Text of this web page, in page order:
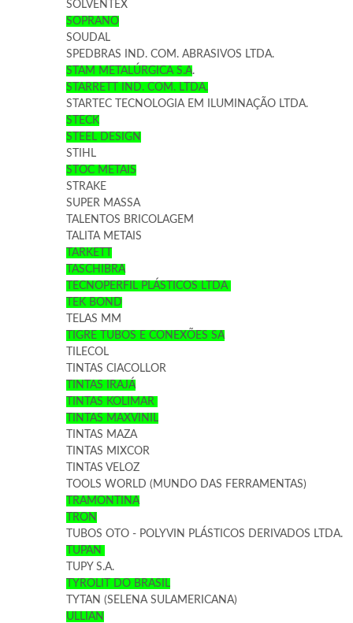
SOLVENTEX
SOPRANO
SOUDAL
SPEDBRAS IND. COM. ABRASIVOS LTDA.
STAM METALÚRGICA S.A.
STARRETT IND. COM. LTDA.
STARTEC TECNOLOGIA EM ILUMINAÇÃO LTDA.
STECK
STEEL DESIGN
STIHL
STOC METAIS
STRAKE
SUPER MASSA
TALENTOS BRICOLAGEM
TALITA METAIS
TARKETT
TASCHIBRA
TECNOPERFIL PLÁSTICOS LTDA
TEK BOND
TELAS MM
TIGRE TUBOS E CONEXÕES SA
TILECOL
TINTAS CIACOLLOR
TINTAS IRAJÁ
TINTAS KOLIMAR
TINTAS MAXVINIL
TINTAS MAZA
TINTAS MIXCOR
TINTAS VELOZ
TOOLS WORLD (MUNDO DAS FERRAMENTAS)
TRAMONTINA
TRON
TUBOS OTO - POLYVIN PLÁSTICOS DERIVADOS LTDA.
TUPAN
TUPY S.A.
TYROLIT DO BRASIL
TYTAN (SELENA SULAMERICANA)
ULLIAN